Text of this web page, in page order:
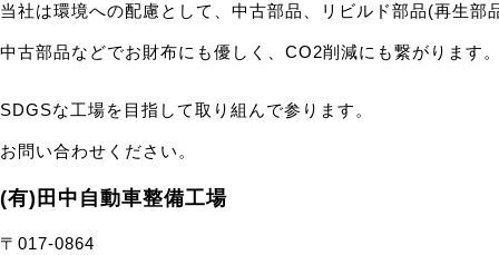
当社は環境への配慮として、中古部品、リビルド部品(再生
中古部品などでお財布にも優しく、CO2削減にも繋がります
SDGSな工場を目指して取り組んで参ります。
お問い合わせください。
(有)田中自動車整備工場
〒017-0864